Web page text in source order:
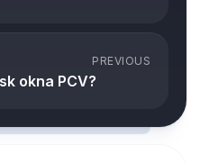
PREVIOUS
okna PCV?